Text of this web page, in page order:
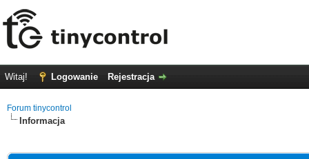
Witaj! Logowanie Rejestracja
Forum tinycontrol
Informacja